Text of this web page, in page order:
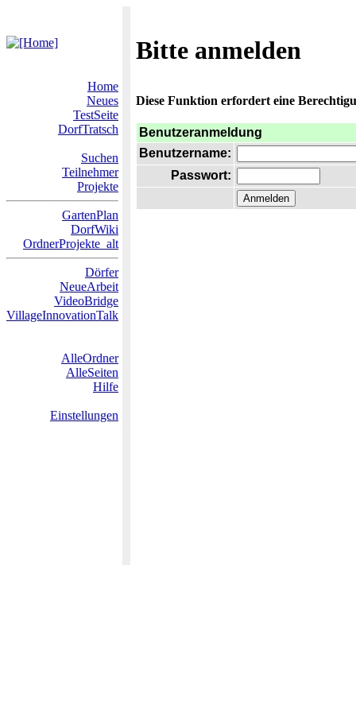
Bitte anmelden
Home
Neues
TestSeite
DorfTratsch
Suchen
Teilnehmer
Projekte
GartenPlan
DorfWiki
OrdnerProjekte_alt
Dörfer
NeueArbeit
VideoBridge
VillageInnovationTalk
AlleOrdner
AlleSeiten
Hilfe
Einstellungen
Diese Funktion erfordert eine
Benutzeranmeldung
Benutzername:
Passwort: